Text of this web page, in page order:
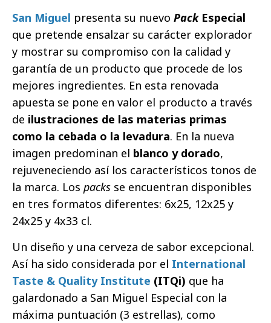
San Miguel presenta su nuevo Pack Especial
que pretende ensalzar su carácter explorador
y mostrar su compromiso con la calidad y
garantía de un producto que procede de los
mejores ingredientes. En esta renovada
apuesta se pone en valor el producto a través
de ilustraciones de las materias primas
como la cebada o la levadura. En la nueva
imagen predominan el blanco y dorado,
rejuveneciendo así los característicos tonos de
la marca. Los packs se encuentran disponibles
en tres formatos diferentes: 6x25, 12x25 y
24x25 y 4x33 cl.
Un diseño y una cerveza de sabor excepcional.
Así ha sido considerada por el International
Taste & Quality Institute (ITQi) que ha
galardonado a San Miguel Especial con la
máxima puntuación (3 estrellas), como